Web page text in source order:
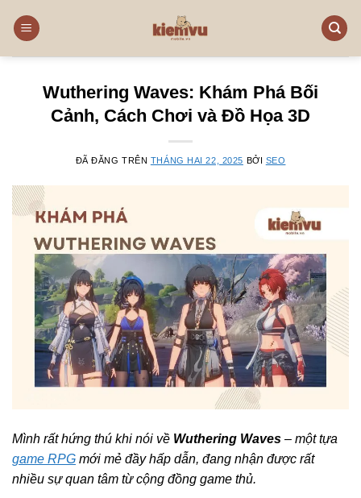
đến
Wuthering Waves: Khám Phá Bối
Cảnh, Cách Chơi và Đồ Họa 3D
ĐÃ ĐĂNG TRÊN THÁNG HAI 22, 2025 BỞI SEO
Mình rất hứng thú khi nói về Wuthering Waves – một tựa
game RPG mới mẻ đầy hấp dẫn, đang nhận được rất
nhiều sự quan tâm từ cộng đồng game thủ.